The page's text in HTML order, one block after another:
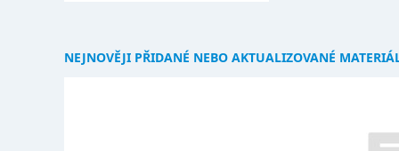
NEJNOVĚJI PŘIDANÉ NEBO AKTUALIZOVANÉ